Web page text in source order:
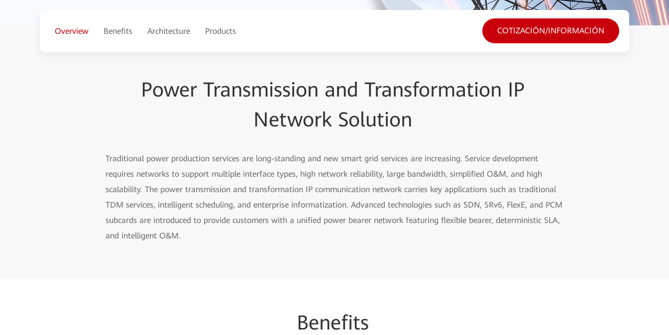
Overview Benefits Architecture Products COTIZACIÓN/INFORMACIÓN
Power Transmission and Transformation IP
Network Solution
Traditional power production services are long-standing and new smart grid services are increasing. Service development
requires networks to support multiple interface types, high network reliability, large bandwidth, simplified O&M, and high
scalability. The power transmission and transformation IP communication network carries key applications such as traditional
TDM services, intelligent scheduling, and enterprise informatization. Advanced technologies such as SDN, SRv6, FlexE, and PCM
subcards are introduced to provide customers with a unified power bearer network featuring flexible bearer, deterministic SLA,
and intelligent O&M.
Benefits